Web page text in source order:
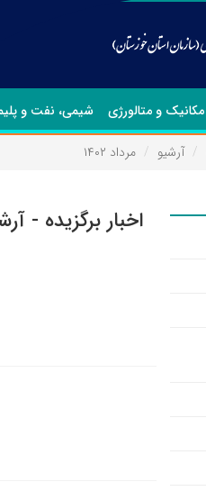
مکانیک و متالورژی شیمی‏، نفت و
آرشیو مرداد ۱۴۰۲
اخبار برگزیده -